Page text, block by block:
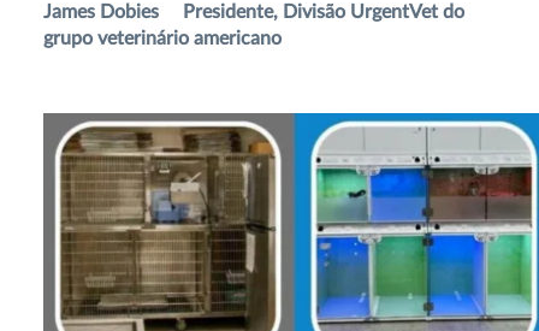
James Dobies Presidente, Divisão UrgentVet do
grupo veterinário americano